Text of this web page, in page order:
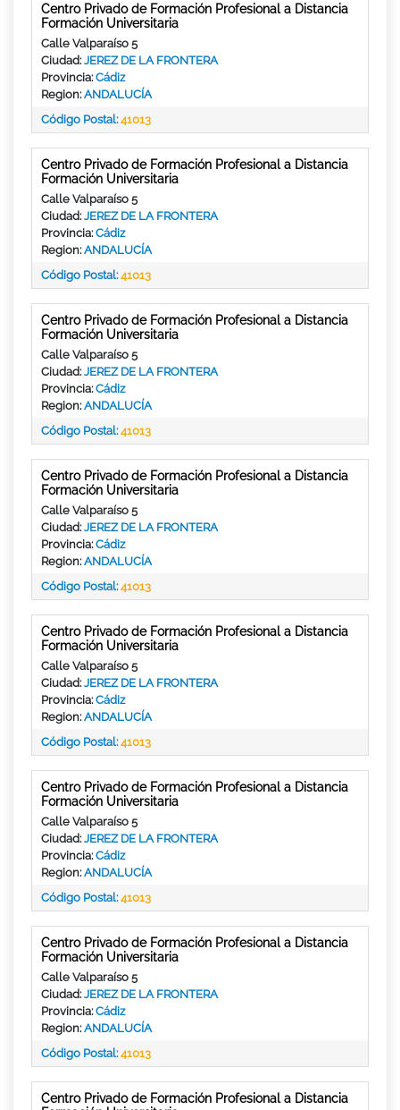
Centro Privado de Formación Profesional a Distancia
Formación Universitaria
Calle Valparaíso 5
Ciudad:JEREZ DE LA FRONTERA
Provincia:Cádiz
Region:ANDALUCÍA
Código Postal:41013
Centro Privado de Formación Profesional a Distancia
Formación Universitaria
Calle Valparaíso 5
Ciudad:JEREZ DE LA FRONTERA
Provincia:Cádiz
Region:ANDALUCÍA
Código Postal:41013
Centro Privado de Formación Profesional a Distancia
Formación Universitaria
Calle Valparaíso 5
Ciudad:JEREZ DE LA FRONTERA
Provincia:Cádiz
Region:ANDALUCÍA
Código Postal:41013
Centro Privado de Formación Profesional a Distancia
Formación Universitaria
Calle Valparaíso 5
Ciudad:JEREZ DE LA FRONTERA
Provincia:Cádiz
Region:ANDALUCÍA
Código Postal:41013
Centro Privado de Formación Profesional a Distancia
Formación Universitaria
Calle Valparaíso 5
Ciudad:JEREZ DE LA FRONTERA
Provincia:Cádiz
Region:ANDALUCÍA
Código Postal:41013
Centro Privado de Formación Profesional a Distancia
Formación Universitaria
Calle Valparaíso 5
Ciudad:JEREZ DE LA FRONTERA
Provincia:Cádiz
Region:ANDALUCÍA
Código Postal:41013
Centro Privado de Formación Profesional a Distancia
Formación Universitaria
Calle Valparaíso 5
Ciudad:JEREZ DE LA FRONTERA
Provincia:Cádiz
Region:ANDALUCÍA
Código Postal:41013
Centro Privado de Formación Profesional a Distancia